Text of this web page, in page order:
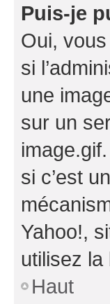
Puis-je
Oui,
si
une
sur un
si c’est
Yahoo!,
utilisez la
Haut